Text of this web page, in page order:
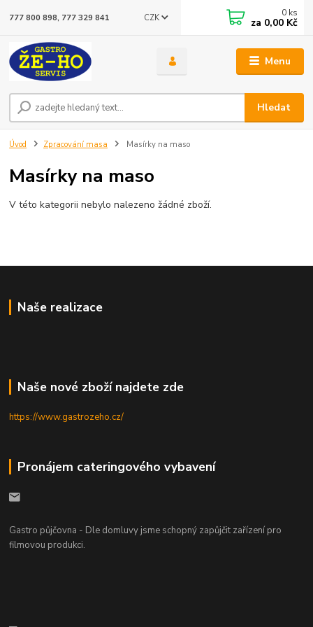
Menu
CZK
Hledat
777 800 898, 777 329 841 0 ks
za 0,00 Kč
Úvod Zpracování masa Masírky na maso
Masírky na maso
V této kategorii nebylo nalezeno žádné zboží.
Naše realizace
Naše nové zboží najdete zde
https://www.gastrozeho.cz/
Pronájem cateringového vybavení
Gastro půjčovna - Dle domluvy jsme schopný zapůjčit zařízení pro
filmovou produkci.